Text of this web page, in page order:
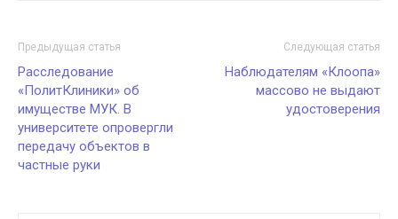
Предыдущая статья
Расследование
«ПолитКлиники» об
имуществе МУК. В
университете опровергли
передачу объектов в
частные руки
Следующая статья
Наблюдателям «Клоопа»
массово не выдают
удостоверения